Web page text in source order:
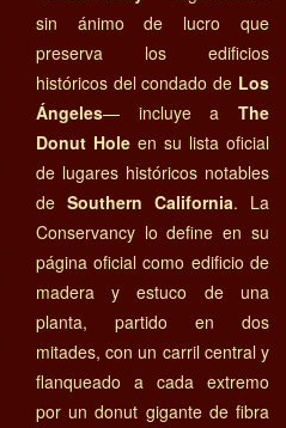
sin ánimo de lucro que
preserva los edificios
históricos del condado de Los
Ángeles— incluye a The
Donut Holeen su lista oficial
de lugares históricos notables
de Southern California. La
Conservancy lo define en su
página oficial como edificio de
madera y estuco de una
planta, partido en dos
mitades, con un carril central y
flanqueado a cada extremo
por un donut gigante de fibra